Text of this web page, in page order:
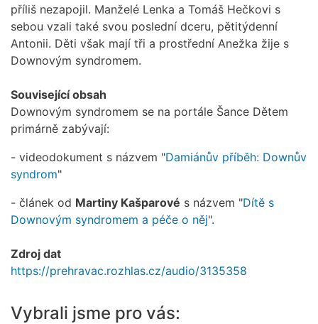
příliš nezapojil. Manželé Lenka a Tomáš Hečkovi s
sebou vzali také svou poslední dceru, pětitýdenní
Antonii. Děti však mají tři a prostřední Anežka žije s
Downovým syndromem.
Související obsah
Downovým syndromem se na portále Šance Dětem
primárně zabývají:
- videodokument s názvem "Damiánův příběh: Downův
syndrom"
- článek od Martiny Kašparové s názvem "Dítě s
Downovým syndromem a péče o něj".
Zdroj dat
https://prehravac.rozhlas.cz/audio/3135358
Vybrali jsme pro vás: